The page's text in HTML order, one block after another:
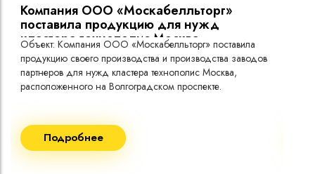
Компания ООО «Москабелльторг»
поставила продукцию для нужд
кластера технополис Москва.
Объект: Компания ООО «Москабелльторг» поставила
продукцию своего производства и производства заводов
партнеров для нужд кластера технополис Москва,
расположенного на Волгоградском проспекте.
ВВГнг(A) LS - 1кВ 1х240 20 000м
ВВГнг(A) LS - 1кВ 1х185 20 000м
Подробнее